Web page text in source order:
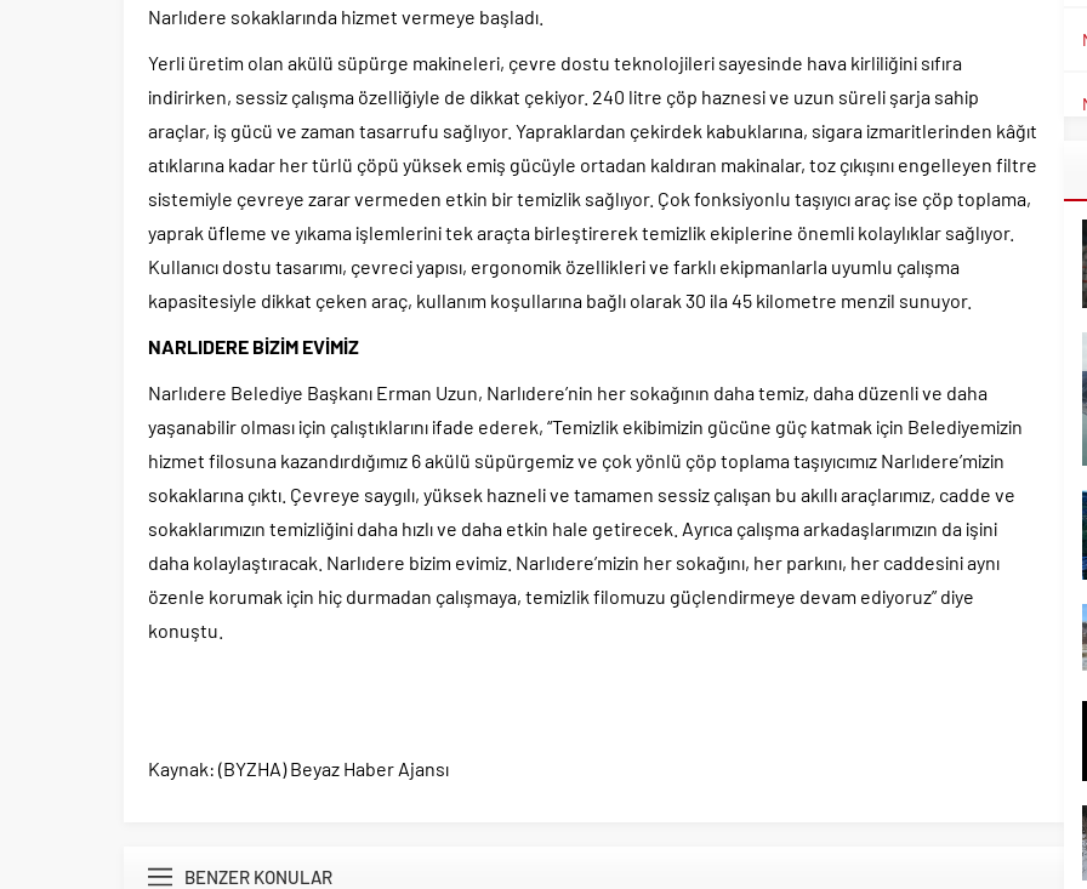
Narlıdere sokaklarında hizmet vermeye başladı.
Yerli üretim olan akülü süpürge makineleri, çevre dostu teknolojileri sayesinde hava kirliliğini sıfıra
indirirken, sessiz çalışma özelliğiyle de dikkat çekiyor. 240 litre çöp haznesi ve uzun süreli şarja sahip
araçlar, iş gücü ve zaman tasarrufu sağlıyor. Yapraklardan çekirdek kabuklarına, sigara izmaritlerinden kâğıt
atıklarına kadar her türlü çöpü yüksek emiş gücüyle ortadan kaldıran makinalar, toz çıkışını engelleyen filtre
sistemiyle çevreye zarar vermeden etkin bir temizlik sağlıyor. Çok fonksiyonlu taşıyıcı araç ise çöp toplama,
yaprak üfleme ve yıkama işlemlerini tek araçta birleştirerek temizlik ekiplerine önemli kolaylıklar sağlıyor.
Kullanıcı dostu tasarımı, çevreci yapısı, ergonomik özellikleri ve farklı ekipmanlarla uyumlu çalışma
kapasitesiyle dikkat çeken araç, kullanım koşullarına bağlı olarak 30 ila 45 kilometre menzil sunuyor.
NARLIDERE BİZİM EVİMİZ
Narlıdere Belediye Başkanı Erman Uzun, Narlıdere’nin her sokağının daha temiz, daha düzenli ve daha
yaşanabilir olması için çalıştıklarını ifade ederek, “Temizlik ekibimizin gücüne güç katmak için Belediyemizin
hizmet filosuna kazandırdığımız 6 akülü süpürgemiz ve çok yönlü çöp toplama taşıyıcımız Narlıdere’mizin
sokaklarına çıktı. Çevreye saygılı, yüksek hazneli ve tamamen sessiz çalışan bu akıllı araçlarımız, cadde ve
sokaklarımızın temizliğini daha hızlı ve daha etkin hale getirecek. Ayrıca çalışma arkadaşlarımızın da işini
daha kolaylaştıracak. Narlıdere bizim evimiz. Narlıdere’mizin her sokağını, her parkını, her caddesini aynı
özenle korumak için hiç durmadan çalışmaya, temizlik filomuzu güçlendirmeye devam ediyoruz” diye
konuştu.
Kaynak: (BYZHA) Beyaz Haber Ajansı
BENZER KONULAR